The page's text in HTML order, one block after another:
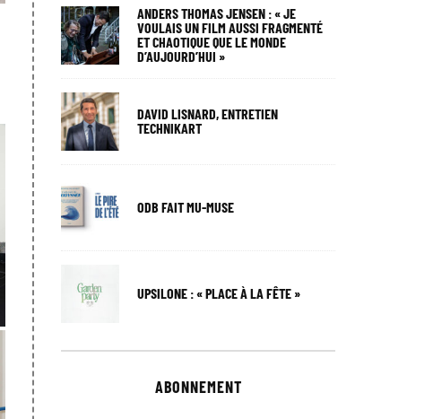
ANDERS THOMAS JENSEN : « JE
VOULAIS UN FILM AUSSI FRAGMENTÉ
ET CHAOTIQUE QUE LE MONDE
D’AUJOURD’HUI »
DAVID LISNARD, ENTRETIEN
TECHNIKART
ODB FAIT MU-MUSE
UPSILONE : « PLACE À LA FÊTE »
ABONNEMENT